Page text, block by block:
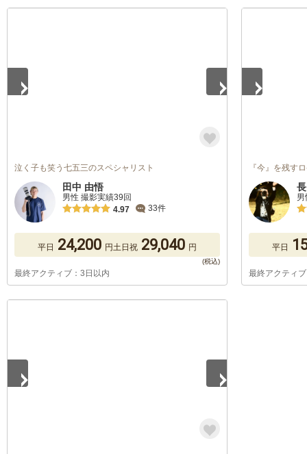
泣く子も笑う七五三のスペシャリスト
田中 由悟
男性 撮影実績39回
4.97
33件
平日 24,200 円土日祝 29,040 円
最終アクティブ：3日以内
『今』を残す
平日
最終アクティ